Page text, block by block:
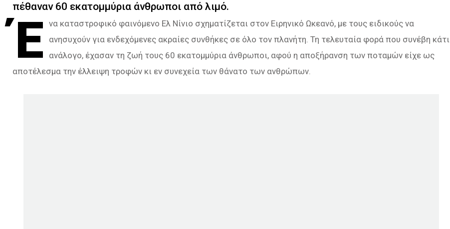
πέθαναν 60 εκατομμύρια άνθρωποι από λιμό.
Έ
να καταστροφικό φαινόμενο Ελ Νίνιο σχηματίζεται στον Ειρηνικό Ωκεανό, με τους ειδικούς να
ανησυχούν για ενδεχόμενες ακραίες συνθήκες σε όλο τον πλανήτη. Τη τελευταία φορά που συνέβη κάτι
ανάλογο, έχασαν τη ζωή τους 60 εκατομμύρια άνθρωποι, αφού η αποξήρανση των ποταμών είχε ως
αποτέλεσμα την έλλειψη τροφών κι εν συνεχεία των θάνατο των ανθρώπων.